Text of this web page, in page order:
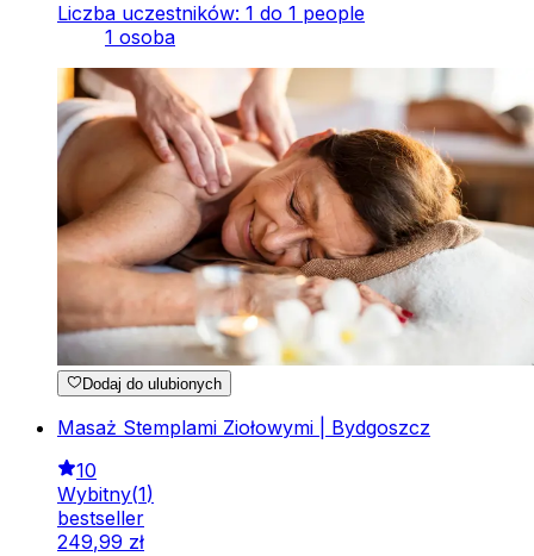
Liczba uczestników: 1 do 1 people
1 osoba
Dodaj do ulubionych
Masaż Stemplami Ziołowymi | Bydgoszcz
10
Wybitny(1)
bestseller
249,99 zł